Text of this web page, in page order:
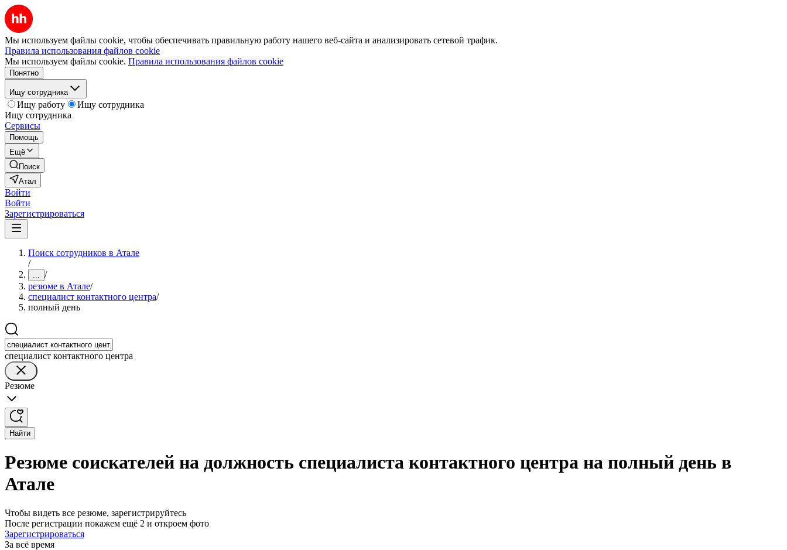
Мы используем файлы cookie, чтобы обеспечивать правильную работу нашего веб-сайта и анализировать сетевой трафик.
Правила использования файлов cookie
Мы используем файлы cookie. Правила использования файлов cookie
Понятно
Ищу сотрудника
Ищу работу
Ищу сотрудника
Ищу сотрудника
Сервисы
Помощь
Ещё
Поиск
Атал
Войти
Войти
Зарегистрироваться
Поиск сотрудников в Атале
/
... /
резюме в Атале/
специалист контактного центра/
полный день
специалист контактного центра
Резюме
Найти
Резюме соискателей на должность специалиста контактного центра на полный день в
Атале
Чтобы видеть все резюме, зарегистрируйтесь
После регистрации покажем ещё 2 и откроем фото
Зарегистрироваться
За всё время